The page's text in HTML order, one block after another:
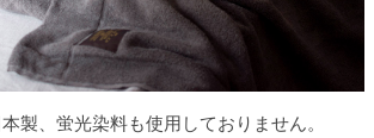
製、蛍光染料も使用しておりません。